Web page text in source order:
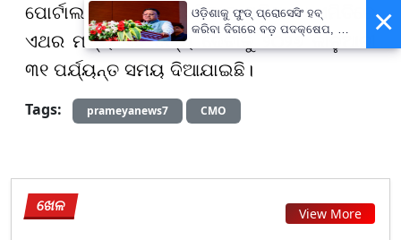
ପୋର୍ଟାଲ ମାଧ୍ୟମରେ ଭରିବାକୁ ପଡ଼ିଥାଏ। ଏମିତିରେ
ଏଥର ମଧ୍ୟ ଏହି ତଥ୍ୟ ଦେବାକୁ ୨୦୨୬ ଜାନୁଆରୀ
୩୧ ପର୍ଯ୍ୟନ୍ତ ସମୟ ଦିଆଯାଇଛି।
Tags:
prameyanews7 CMO
ଖେଳ View More
×
ଓଡ଼ିଶାକୁ ଫୁଡ୍ ପ୍ରୋସେସିଂ ହବ୍
କରିବା ଦିଗରେ ବଡ଼ ପଦକ୍ଷେପ, ୪୨